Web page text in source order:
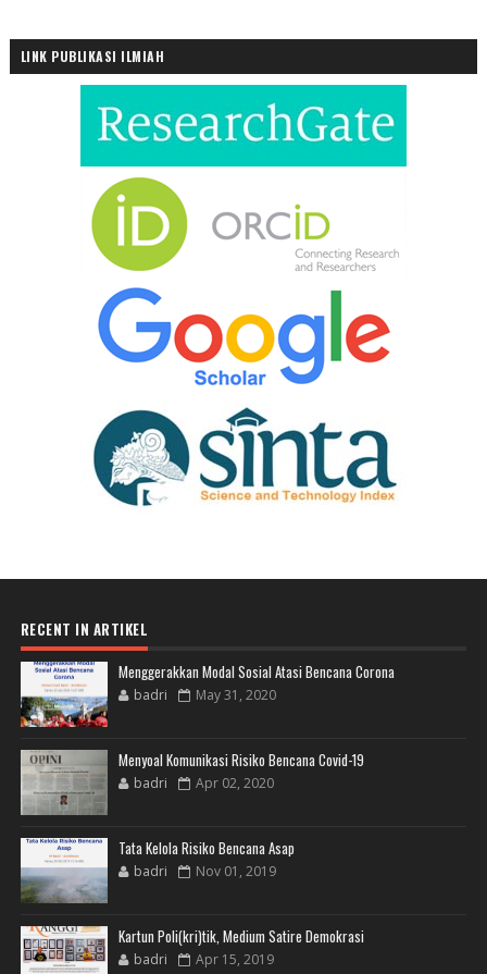
LINK PUBLIKASI ILMIAH
RECENT IN ARTIKEL
Menggerakkan Modal Sosial Atasi Bencana Corona
badri May 31, 2020
Menyoal Komunikasi Risiko Bencana Covid-19
badri Apr 02, 2020
Tata Kelola Risiko Bencana Asap
badri Nov 01, 2019
Kartun Poli(kri)tik, Medium Satire Demokrasi
badri Apr 15, 2019